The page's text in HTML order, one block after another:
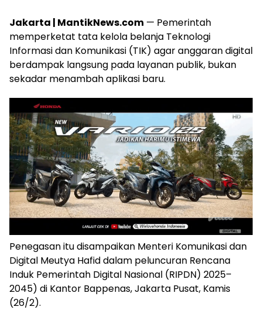
Jakarta | MantikNews.com — Pemerintah
memperketat tata kelola belanja Teknologi
Informasi dan Komunikasi (TIK) agar anggaran digital
berdampak langsung pada layanan publik, bukan
sekadar menambah aplikasi baru.
Penegasan itu disampaikan Menteri Komunikasi dan
Digital Meutya Hafid dalam peluncuran Rencana
Induk Pemerintah Digital Nasional (RIPDN) 2025–
2045) di Kantor Bappenas, Jakarta Pusat, Kamis
(26/2).